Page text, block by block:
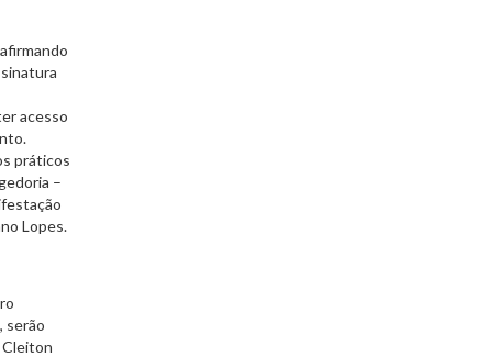
acesso
práticos
–
Lopes.
serão
Cleiton